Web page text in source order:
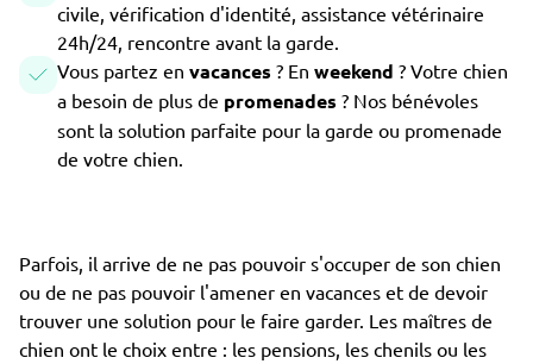
civile, vérification d'identité, assistance vétérinaire
24h/24, rencontre avant la garde.
Vous partez en vacances ? En weekend ? Votre chien
a besoin de plus de promenades ? Nos bénévoles
sont la solution parfaite pour la garde ou promenade
de votre chien.
Parfois, il arrive de ne pas pouvoir s'occuper de son chien
ou de ne pas pouvoir l'amener en vacances et de devoir
trouver une solution pour le faire garder. Les maîtres de
chien ont le choix entre : les pensions, les chenils ou les